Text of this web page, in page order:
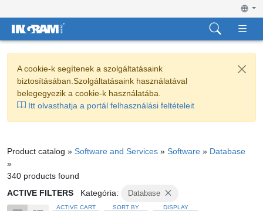
A cookie-k segítenek a szolgáltatásaink
biztosításában.Szolgáltatásaink használatával
belegegyezik a cookie-k használatába.
Itt olvasthatja a portál felhasználási feltételeit
Product catalog » Software and Services » Software » Database
»
340 products found
ACTIVE FILTERS
Kategória: Database
ACTIVE CART SORT BY DISPLAY